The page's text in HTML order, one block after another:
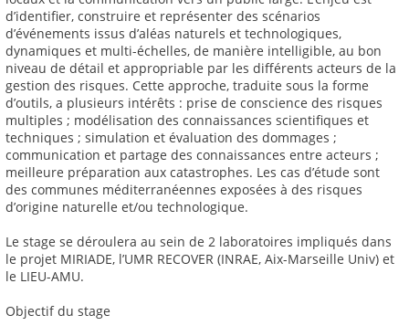
d’identifier, construire et représenter des scénarios
d’événements issus d’aléas naturels et technologiques,
dynamiques et multi-échelles, de manière intelligible, au bon
niveau de détail et appropriable par les différents acteurs de la
gestion des risques. Cette approche, traduite sous la forme
d’outils, a plusieurs intérêts : prise de conscience des risques
multiples ; modélisation des connaissances scientifiques et
techniques ; simulation et évaluation des dommages ;
communication et partage des connaissances entre acteurs ;
meilleure préparation aux catastrophes. Les cas d’étude sont
des communes méditerranéennes exposées à des risques
d’origine naturelle et/ou technologique.
Le stage se déroulera au sein de 2 laboratoires impliqués dans
le projet MIRIADE, l’UMR RECOVER (INRAE, Aix-Marseille Univ) et
le LIEU-AMU.
Objectif du stage